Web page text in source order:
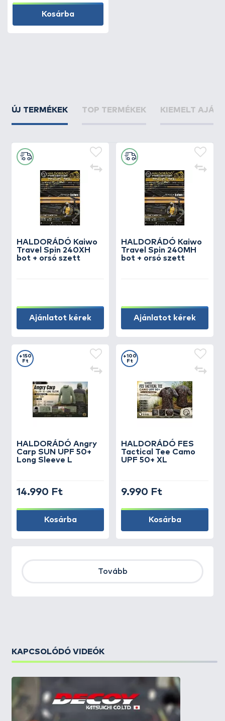
Kosárba
ÚJ TERMÉKEK TOP TERMÉKEK KIEMELT
HALDORÁDÓ Kaiwo
Travel Spin 240XH
bot + orsó szett
Ajánlatot kérek
HALDORÁDÓ Kaiwo
Travel Spin 240MH
bot + orsó szett
Ajánlatot kérek
HALDORÁDÓ Angry
Carp SUN UPF 50+
Long Sleeve L
+150
Ft
14.990 Ft
Kosárba
HALDORÁDÓ FES
Tactical Tee Camo
UPF 50+ XL
+100
Ft
9.990 Ft
Kosárba
Tovább
KAPCSOLÓDÓ VIDEÓK